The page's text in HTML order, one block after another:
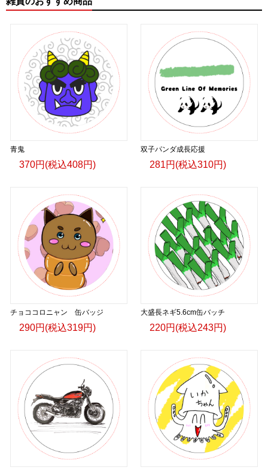
青鬼
370円(税込408円)
双子パンダ成長応援
281円(税込310円)
チョココロニャン 缶バッジ
290円(税込319円)
大盛長ネギ5.6cm缶バッチ
220円(税込243円)